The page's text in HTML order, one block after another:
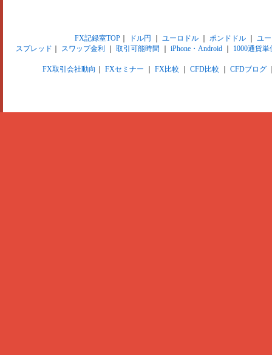
FX記録室TOP｜ ドル円 ユーロドル｜ ポンドドル｜ ユ
スプレッド
スワップ金利 取引可能時間 iPhone・Android 1000通貨単
FX取引会社動向 FXセミナー FX比較 CFD比較 CFDブログ